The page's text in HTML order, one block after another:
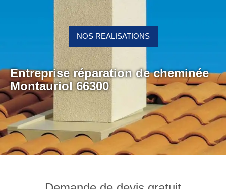
Entreprise réparation de cheminée
Montauriol 66300
NOS REALISATIONS